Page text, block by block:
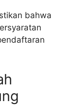
bahwa